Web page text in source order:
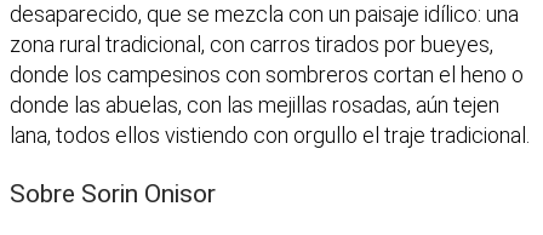
desaparecido, que se mezcla con un paisaje idílico: una
zona rural tradicional, con carros tirados por bueyes,
donde los campesinos con sombreros cortan el heno o
donde las abuelas, con las mejillas rosadas, aún tejen
lana, todos ellos vistiendo con orgullo el traje tradicional.
Sobre Sorin Onisor